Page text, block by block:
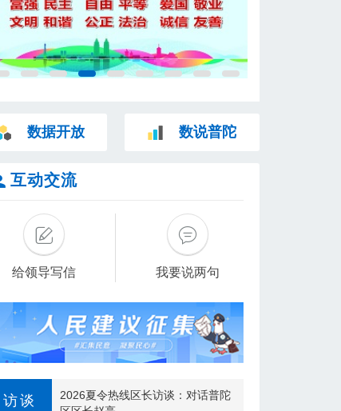
数据开放 数说普陀
互动交流
给领导写信 我要说两句
访谈
2026夏令热线区长访谈：对话普陀